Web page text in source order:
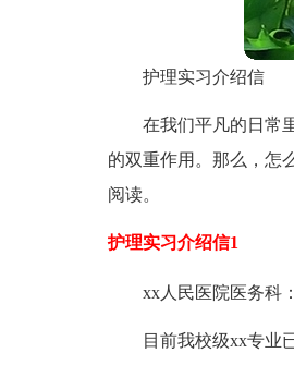
护理实习介绍信
在我们平凡的日常
的双重作用。那么，怎
阅读。
护理实习介绍信1
xx人民医院医务科：
目前我校级xx专业